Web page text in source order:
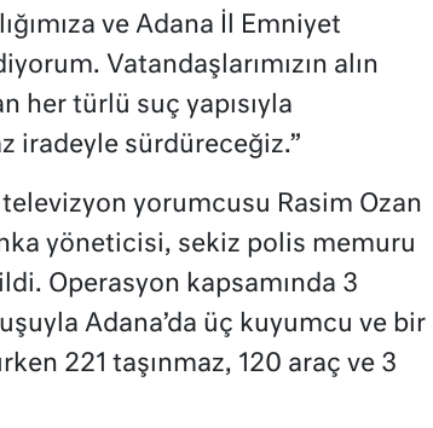
ve Adana İl Emniyet
Vatandaşlarımızın alın
her türlü suç yapısıyla
iradeyle sürdüreceğiz.”
yorumcusu Rasim Ozan
yöneticisi, sekiz polis memuru
Operasyon kapsamında 3
Adana’da üç kuyumcu ve bir
221 taşınmaz, 120 araç ve 3